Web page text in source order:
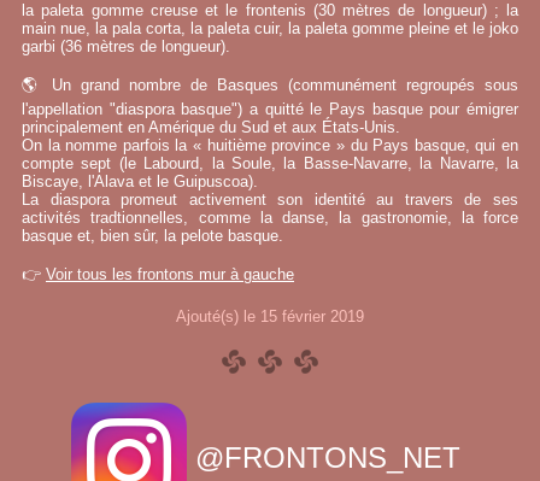
la paleta gomme creuse et le frontenis (30 mètres de longueur) ; la
main nue, la pala corta, la paleta cuir, la paleta gomme pleine et le joko
garbi (36 mètres de longueur).
🌎 Un grand nombre de Basques (communément regroupés sous
l'appellation "diaspora basque") a quitté le Pays basque pour émigrer
principalement en Amérique du Sud et aux États-Unis.
On la nomme parfois la « huitième province » du Pays basque, qui en
compte sept (le Labourd, la Soule, la Basse-Navarre, la Navarre, la
Biscaye, l'Alava et le Guipuscoa).
La diaspora promeut activement son identité au travers de ses
activités tradtionnelles, comme la danse, la gastronomie, la force
basque et, bien sûr, la pelote basque.
👉 Voir tous les frontons mur à gauche
Ajouté(s) le 15 février 2019
@FRONTONS_NET